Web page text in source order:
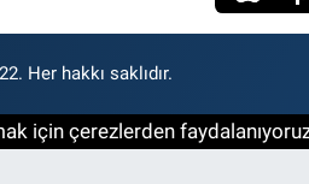
Her hakkı saklıdır.
için çerezlerden